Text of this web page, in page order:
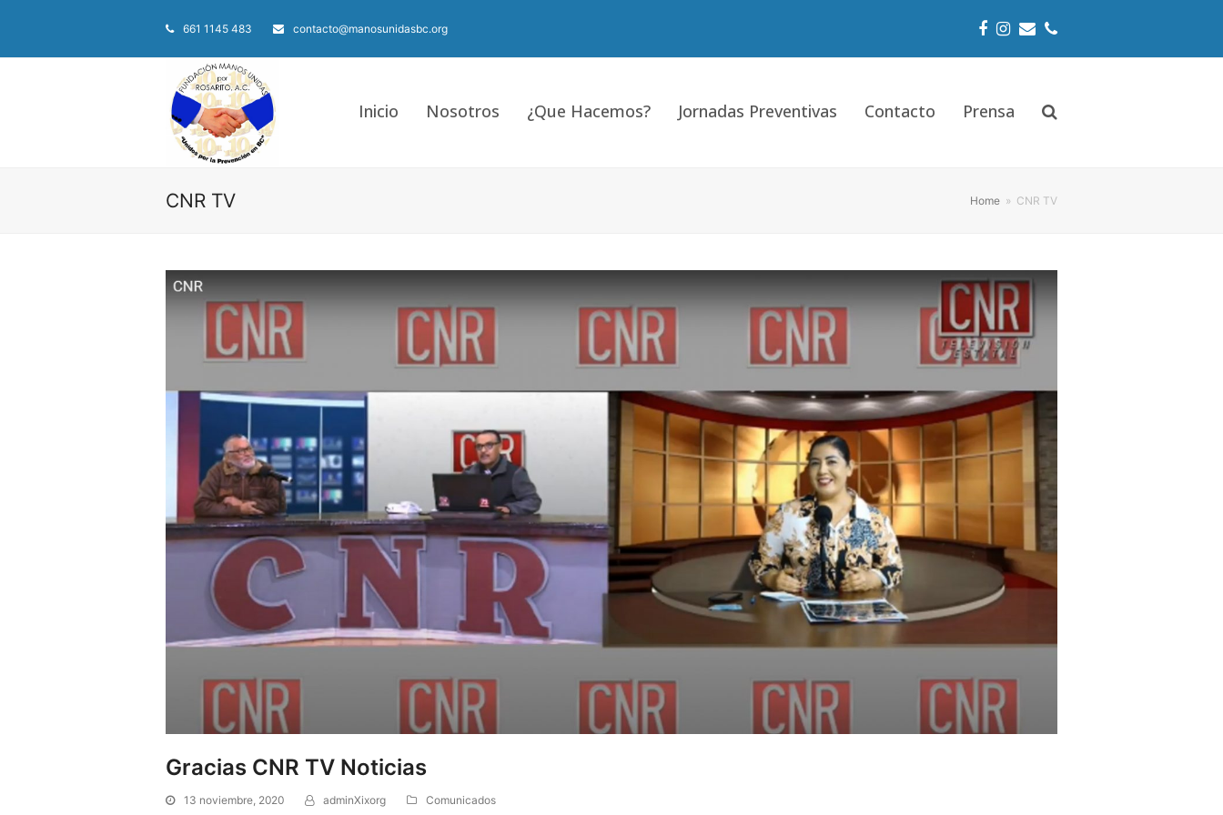
661 1145 483 contacto@manosunidasbc.org Facebook
Instagram
EmailPhone
Inicio Nosotros ¿Que Hacemos? Jornadas Preventivas Contacto Prensa
CNR TV Home » CNR TV
Gracias CNR TV Noticias
13 noviembre, 2020 adminXixorg Comunicados